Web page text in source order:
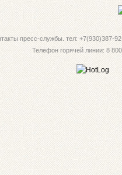
пресс-службы. тел: +7(930)387-
Телефон горячей линии: 8